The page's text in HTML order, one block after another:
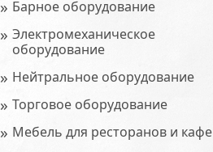
» Барное оборудование
» Электромеханическое
оборудование
» Нейтральное оборудование
» Торговое оборудование
» Мебель для ресторанов и кафе